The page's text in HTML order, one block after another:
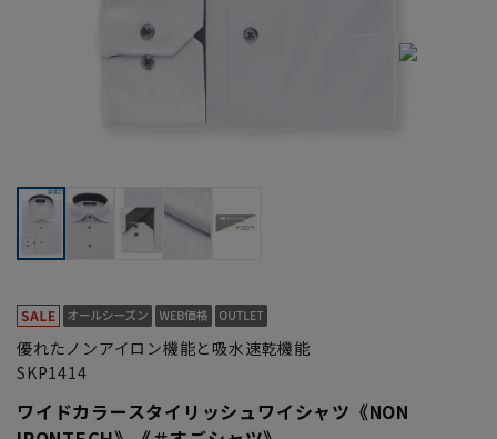
優れたノンアイロン機能と吸水速乾機能
SKP1414
ワイドカラースタイリッシュワイシャツ《NON